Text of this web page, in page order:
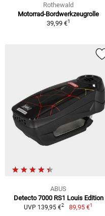
Rothewald
Motorrad-Bordwerkzeugrolle
39,99 €1
ABUS
Detecto 7000 RS1 Louis Edition
UVP 139,95 €2 89,95 €1